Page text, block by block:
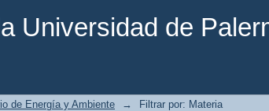
Universidad de
de Energía y Ambiente → Filtrar por: Materia